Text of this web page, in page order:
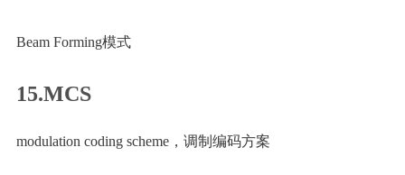
Beam Forming模式
15.MCS
modulation coding scheme，调制编码方案